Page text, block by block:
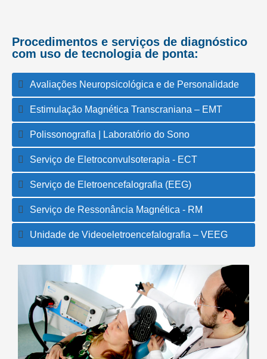
Procedimentos e serviços de diagnóstico
com uso de tecnologia de ponta:
Avaliações Neuropsicológica e de Personalidade
Estimulação Magnética Transcraniana – EMT
Polissonografia | Laboratório do Sono
Serviço de Eletroconvulsoterapia - ECT
Serviço de Eletroencefalografia (EEG)
Serviço de Ressonância Magnética - RM
Unidade de Videoeletroencefalografia – VEEG